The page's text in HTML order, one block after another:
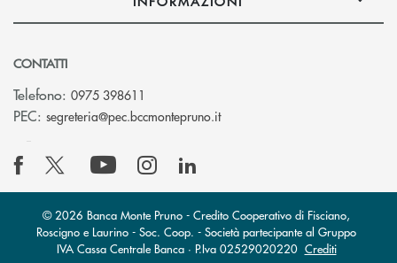
CONTATTI
Telefono: 0975 398611
PEC: segreteria@pec.bccmontepruno.it(si apre l’app di posta
© 2026 Banca Monte Pruno - Credito Cooperativo di Fisciano,
Roscigno e Laurino - Soc. Coop. - Società partecipante al Gruppo
IVA Cassa Centrale Banca · P.Iva 02529020220 Crediti